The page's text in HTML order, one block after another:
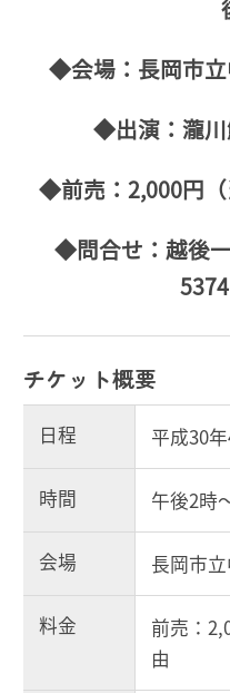
◆会場：長岡市
◆出演：瀧川
◆前売：2,000円
◆問合せ：越後
チケット概要
日程 平成30年
時間 午後2時
会場 長岡市
料金
前売：
由